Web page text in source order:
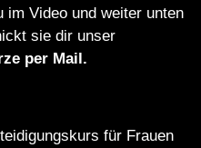
Video und weiter unten
sie dir unser
per Mail.
für Frauen